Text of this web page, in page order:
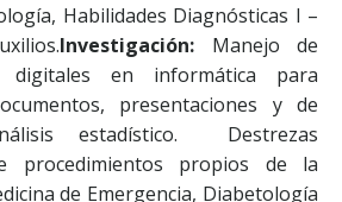
Habilidades Diagnósticas I –
Investigación: Manejo de
digitales en informática para
presentaciones y de
estadístico. Destrezas
procedimientos propios de la
de Emergencia, Diabetología